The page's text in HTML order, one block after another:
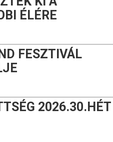
ÉLÉRE
FESZTIVÁL
2026.30.HÉT